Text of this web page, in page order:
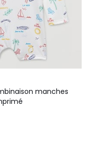
manches